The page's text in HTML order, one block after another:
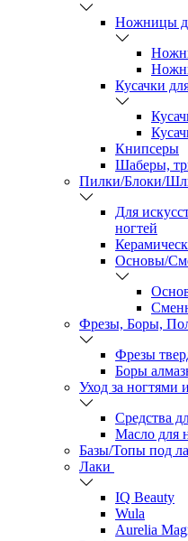
Ножницы
Кусачки
Книпсеры
Шаберы,
Пилки/Блоки/
Для
ногтей
Основы/
Фрезы, Боры,
Фрезы
Боры
Уход за ногтями
Средства
Масло для
Базы/Топы под
Лаки
IQ Beauty
Wula
Aurelia